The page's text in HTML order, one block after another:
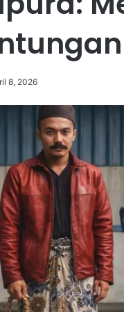
8, 2026